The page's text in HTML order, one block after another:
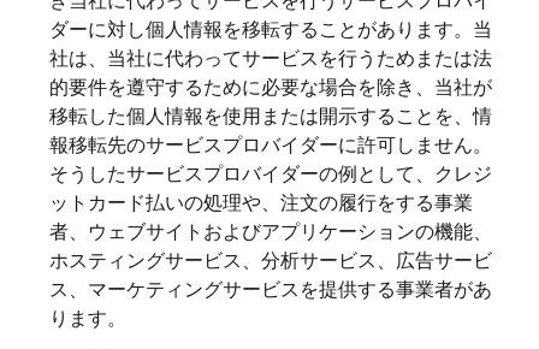
ダーに対し個人情報を移転することがあります。当
社は、当社に代わってサービスを行うためまたは法
的要件を遵守するために必要な場合を除き、当社が
移転した個人情報を使用または開示することを、情
報移転先のサービスプロバイダーに許可しません。
そうしたサービスプロバイダーの例として、クレジ
ットカード払いの処理や、注文の履行をする事業
者、ウェブサイトおよびアプリケーションの機能、
ホスティングサービス、分析サービス、広告サービ
ス、マーケティングサービスを提供する事業者があ
ります。